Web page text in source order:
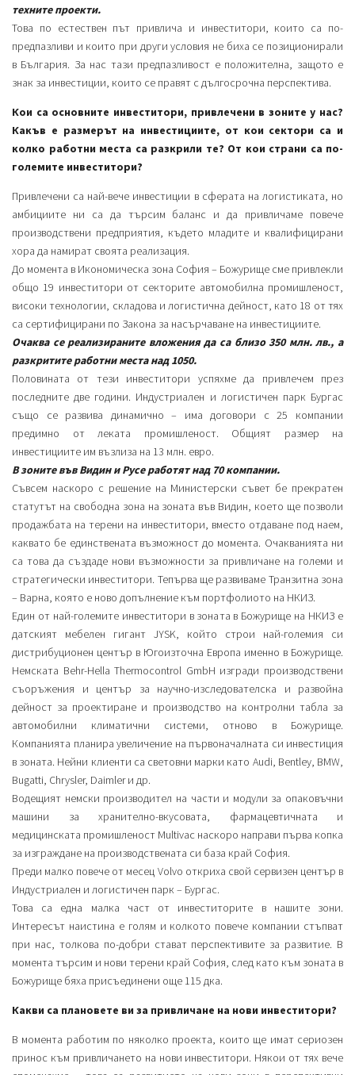
техните проекти.
Това по естествен път привлича и инвеститори, които са по-
предпазливи и които при други условия не биха се позиционирали
в България. За нас тази предпазливост е положителна, защото е
знак за инвестиции, които се правят с дългосрочна перспектива.
Кои са основните инвеститори, привлечени в зоните у нас?
Какъв е размерът на инвестициите, от кои сектори са и
колко работни места са разкрили те? От кои страни са по-
големите инвеститори?
Привлечени са най-вече инвестиции в сферата на логистиката, но
амбициите ни са да търсим баланс и да привличаме повече
производствени предприятия, където младите и квалифицирани
хора да намират своята реализация.
До момента в Икономическа зона София – Божурище сме привлекли
общо 19 инвеститори от секторите автомобилна промишленост,
високи технологии, складова и логистична дейност, като 18 от тях
са сертифицирани по Закона за насърчаване на инвестициите.
Очаква се реализираните вложения да са близо 350 млн. лв., а
разкритите работни места над 1050.
Половината от тези инвеститори успяхме да привлечем през
последните две години. Индустриален и логистичен парк Бургас
също се развива динамично – има договори с 25 компании
предимно от леката промишленост. Общият размер на
инвестициите им възлиза на 13 млн. евро.
В зоните във Видин и Русе работят над 70 компании.
Съвсем наскоро с решение на Министерски съвет бе прекратен
статутът на свободна зона на зоната във Видин, което ще позволи
продажбата на терени на инвеститори, вместо отдаване под наем,
каквато бе единствената възможност до момента. Очакванията ни
са това да създаде нови възможности за привличане на големи и
стратегически инвеститори. Тепърва ще развиваме Транзитна зона
– Варна, която е ново допълнение към портфолиото на НКИЗ.
Един от най-големите инвеститори в зоната в Божурище на НКИЗ е
датският мебелен гигант JYSK, който строи най-големия си
дистрибуционен център в Югоизточна Европа именно в Божурище.
Немската Behr-Hella Thermocontrol GmbH изгради производствени
съоръжения и център за научно-изследователска и развойна
дейност за проектиране и производство на контролни табла за
автомобилни климатични системи, отново в Божурище.
Компанията планира увеличение на първоначалната си инвестиция
в зоната. Нейни клиенти са световни марки като Audi, Bentley, BMW,
Bugatti, Chrysler, Daimler и др.
Водещият немски производител на части и модули за опаковъчни
машини за хранително-вкусовата, фармацевтичната и
медицинската промишленост Multivac наскоро направи първа копка
за изграждане на производствената си база край София.
Преди малко повече от месец Volvo откриха свой сервизен център в
Индустриален и логистичен парк – Бургас.
Това са една малка част от инвеститорите в нашите зони.
Интересът наистина е голям и колкото повече компании стъпват
при нас, толкова по-добри стават перспективите за развитие. В
момента търсим и нови терени край София, след като към зоната в
Божурище бяха присъединени още 115 дка.
Какви са плановете ви за привличане на нови инвеститори?
В момента работим по няколко проекта, които ще имат сериозен
принос към привличането на нови инвеститори. Някои от тях вече